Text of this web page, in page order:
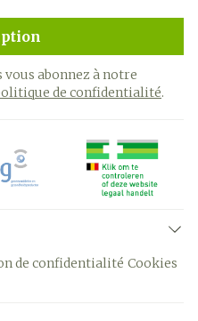
vous abonnez à notre
de confidentialité.
de confidentialité Cookies